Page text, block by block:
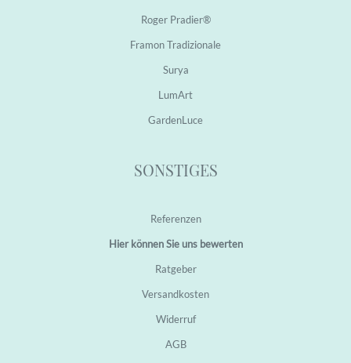
Roger Pradier®
Framon Tradizionale
Surya
LumArt
GardenLuce
SONSTIGES
Referenzen
Hier können Sie uns bewerten
Ratgeber
Versandkosten
Widerruf
AGB